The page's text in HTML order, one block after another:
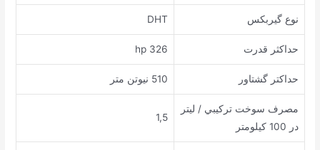
ﻧﻮﻉ ﮔﻴﺮﺑﻜﺲ DHT
ﺣﺪﺍﻛﺜﺮ ﻗﺪﺭﺕ 326 hp
ﺣﺪﺍﻛﺘﺮ ﮔﺸﺘﺎﻭﺭ 510 نیوتن متر
ﻣﺼﺮﻑ ﺳﻮﺧﺖ ﺗﺮﻛﻴﺒﻲ / لیتر
در 100 کیلومتر
1,5